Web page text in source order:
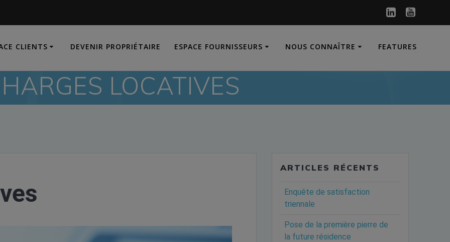
CLIENTS DEVENIR PROPRIÉTAIRE ESPACE FOURNISSEURS NOUS CONNAÎTRE FEATURES
LOCATIVES
ARTICLES RÉCENTS
Enquête de satisfaction
triennale
Pose de la première pierre de
la future résidence